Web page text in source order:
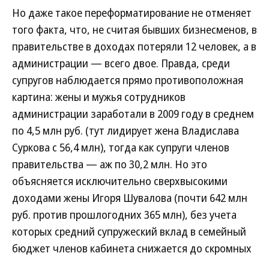
Но даже такое переформатирование не отменяет
того факта, что, не считая бывших бизнесменов, в
правительстве в доходах потеряли 12 человек, а в
администрации — всего двое. Правда, среди
супругов наблюдается прямо противоположная
картина: жены и мужья сотрудников
администрации заработали в 2009 году в среднем
по 4,5 млн руб. (тут лидирует жена Владислава
Суркова с 56,4 млн), тогда как супруги членов
правительства — аж по 30,2 млн. Но это
объясняется исключительно сверхвысокими
доходами жены Игоря Шувалова (почти 642 млн
руб. против прошлогодних 365 млн), без учета
которых средний супружеский вклад в семейный
бюджет членов кабинета снижается до скромных